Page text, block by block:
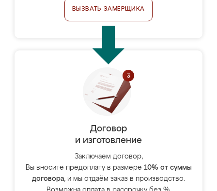
ВЫЗВАТЬ ЗАМЕРЩИКА
Договор
и изготовление
Заключаем договор,
Вы вносите предоплату в размере 10% от суммы
договора, и мы отдаём заказ в производство.